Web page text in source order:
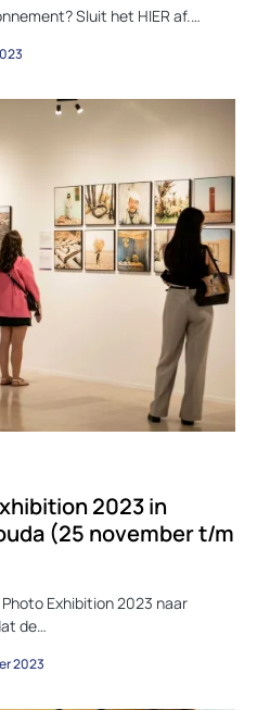
Sluit het HIER af.…
2023 in
(25 november t/m
Exhibition 2023 naar
de…
2023